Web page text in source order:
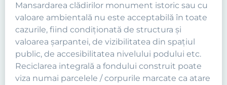
Mansardarea clădirilor monument istoric sau cu
valoare ambientală nu este acceptabilă în toate
cazurile, fiind condiţionată de structura şi
valoarea şarpantei, de vizibilitatea din spaţiul
public, de accesibilitatea nivelului podului etc.
Reciclarea integrală a fondului construit poate
viza numai parcelele / corpurile marcate ca atare